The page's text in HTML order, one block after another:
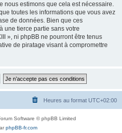
nous estimons que cela est nécessaire.
toutes les informations que vous avez
de données. Bien que ces
une tierce partie sans votre
», ni phpBB ne pourront être tenus
de piratage visant à compromettre
Heures au format UTC+02:00
Software © phpBB Limited
phpBB-fr.com